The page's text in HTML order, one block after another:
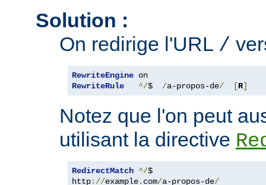
Solution :
On redirige l'URL /
RewriteEngine
RewriteRule
^/$ /a-propos-de/ [R]
Notez que l'on peut
utilisant la directive
RedirectMatch ^/$
http://example. com/a-propos-de/